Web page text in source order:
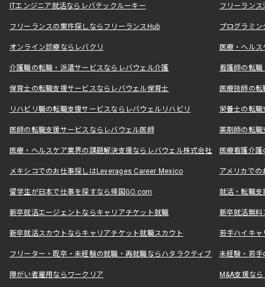
ITエンジニア就活ならレバテックルーキー フリーラン
フリーランスの案件探しならフリーランスHub プログラミ
オンライン診療ならレバクリ 医療・ヘル
介護職の転職・派遣サービスならレバウェル介護 看護師の転
保育士の転職支援サービスならレバウェル保育士 医療技師の
リハビリ職の転職支援サービスならレバウェルリハビリ 栄養士の転
医師の転職支援サービスならレバウェル医師 薬剤師の転
医療・ヘルスケア業界の課題解決支援ならレバウェル株式会社 医療看護介
メキシコでのお仕事探しはLeverages Career Mexico アメリカで
留学生が日本で仕事を探すなら帰国GO.com 就活・転職
新卒就活エージェントならキャリアチケット就職 新卒就活無料
新卒就活スカウトならキャリアチケット就職スカウト 若手ハイキ
フリーター・既卒・未経験の就職・再就職ならハタラクティブ 未経験・若手
障がい者雇用ならワークリア M&A支援な